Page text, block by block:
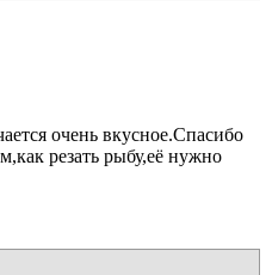
очень вкусное.Спасибо
резать рыбу,её нужно